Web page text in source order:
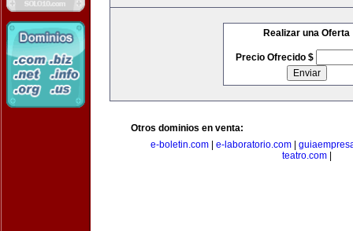
Realizar una Oferta
Precio Ofrecido $
Otros dominios en venta:
e-boletin.com
e-laboratorio.com
teatro.com|